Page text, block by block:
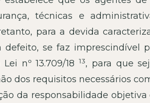
técnicas e
para a devida
se faz imprescindível
nº 13.709/18
13, para que
dos requisitos necessários
da responsabilidade objetiva